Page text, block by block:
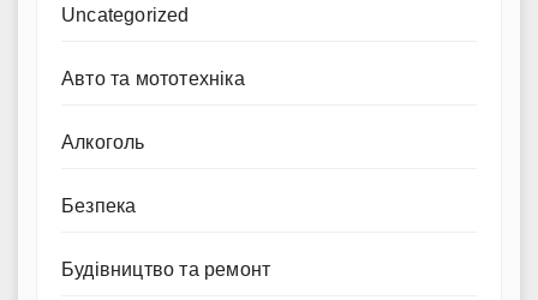
Uncategorized
Авто та мототехніка
Алкоголь
Безпека
Будівництво та ремонт